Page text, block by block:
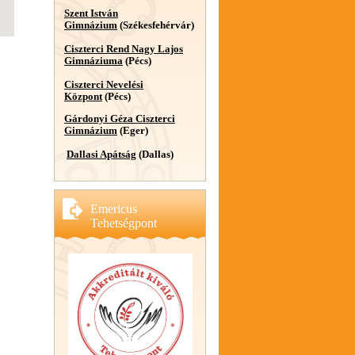
Szent István
Gimnázium (Székesfehérvár)
Ciszterci Rend Nagy Lajos
Gimnáziuma (Pécs)
Ciszterci Nevelési
Központ(Pécs)
Gárdonyi Géza Ciszterci
Gimnázium (Eger)
Dallasi Apátság (Dallas)
Emericus
Tehetségpont